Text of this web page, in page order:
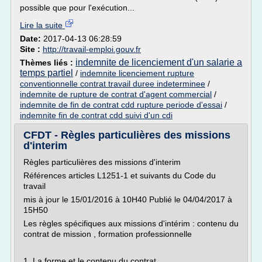
possible que pour l'exécution...
Lire la suite
Date: 2017-04-13 06:28:59
Site : http://travail-emploi.gouv.fr
Thèmes liés : indemnite de licenciement d'un salarie a
temps partiel / indemnite licenciement rupture
conventionnelle contrat travail duree indeterminee /
indemnite de rupture de contrat d'agent commercial /
indemnite de fin de contrat cdd rupture periode d'essai /
indemnite fin de contrat cdd suivi d'un cdi
CFDT - Règles particulières des missions
d'interim
Règles particulières des missions d'interim
Références articles L1251-1 et suivants du Code du
travail
mis à jour le 15/01/2016 à 10H40 Publié le 04/04/2017 à
15H50
Les règles spécifiques aux missions d'intérim : contenu du
contrat de mission , formation professionnelle